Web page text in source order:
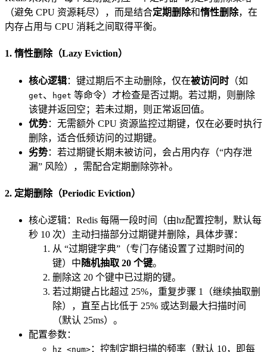
（避免 CPU 资源耗尽），而是结合定期删除和惰性删除，在
内存占用与 CPU 消耗之间取得平衡。
1. 惰性删除（Lazy Eviction）
核心逻辑：键过期后不主动删除，仅在被访问时 （如
get、 hget 等命令）才检查是否过期。若过期，则删除
该键并返回空；若未过期，则正常返回值。
优势：无需额外 CPU 资源监控过期键，仅在必要时执行
删除，适合低频访问的过期键。
劣势：若过期键长期未被访问，会占用内存（“内存泄
漏” 风险），需配合定期删除弥补。
2. 定期删除（Periodic Eviction）
核心逻辑：Redis 每隔一段时间（由hz配置控制，默认每
秒 10 次）主动扫描部分过期键并删除，具体步骤：
从 “过期键字典”（专门存储设置了过期时间的
键）中 随机抽取 20 个键。
删除这 20 个键中已过期的键。
若过期键占比超过 25%，重复步骤 1（继续抽取删
除），直至占比低于 25% 或达到最大扫描时间
（默认 25ms）。
配置参数：
hz <num> ：控制定期扫描的频率（默认 10，即每